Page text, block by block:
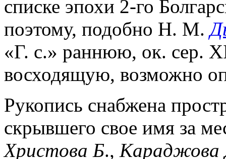
списке эпохи 2-го
поэтому, подобно Н. М.
«Г. с.» раннюю, ок. сер.
восходящую, возможно
Рукопись снабжена
скрывшего свое имя за
Христова Б., Караджова